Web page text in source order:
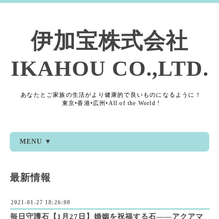
伊加宝株式会社
IKAHOU CO.,LTD.
あなたとご家族の生活がより健康的で良いものになるように！
東京•香港•広州•All of the World !
MENU ▼
最新情報
2021-01-27 18:26:00
毎日守護石【1月27日】婚姻を祝福する石――アクアマ